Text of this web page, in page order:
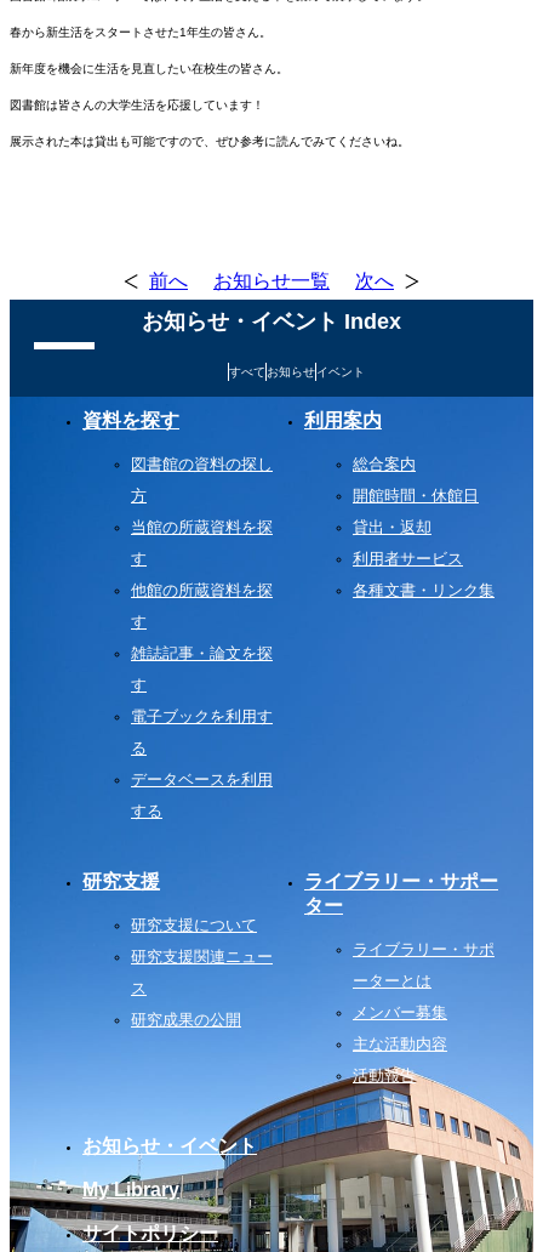
春から新生活をスタートさせた1年生の皆さん。
新年度を機会に生活を見直したい在校生の皆さん。
図書館は皆さんの大学生活を応援しています！
展示された本は貸出も可能ですので、ぜひ参考に読んでみてくださいね。
前へ お知らせ一覧 次へ
お知らせ・イベント Index
すべて お知らせ イベント
資料を探す
図書館の資料の探し
方
当館の所蔵資料を探
す
他館の所蔵資料を探
す
雑誌記事・論文を探
す
電子ブックを利用す
る
データベースを利用
する
利用案内
総合案内
開館時間・休館日
貸出・返却
利用者サービス
各種文書・リンク集
研究支援
研究支援について
研究支援関連ニュー
ス
研究成果の公開
ライブラリー・サポー
ター
ライブラリー・サポ
ーターとは
メンバー募集
主な活動内容
活動報告
お知らせ・イベント
My Library
サイトポリシー